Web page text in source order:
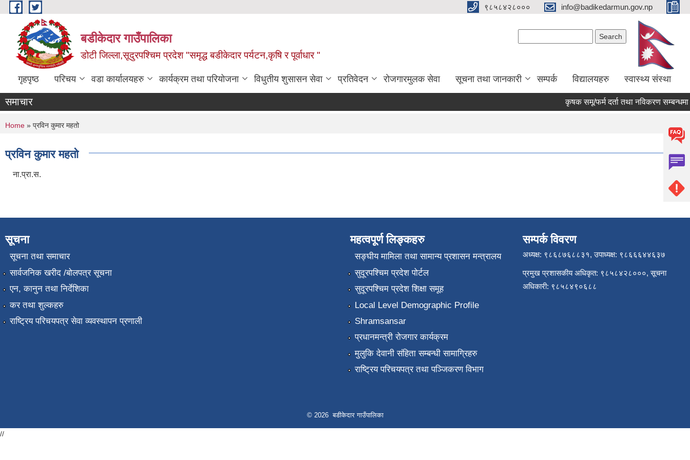
Skip to main content ९८५८४२८००० info@badikedarmun.gov.np
बडीकेदार गाउँपालिका
डोटी जिल्ला,सूदुरपश्चिम प्रदेश "समृद्ध बडीकेदार पर्यटन,कृषि र पूर्वाधार "
गृहपृष्ठ परिचय वडा कार्यालयहरु कार्यक्रम तथा परियोजना विधुतीय शुसासन सेवा प्रतिवेदन रोजगारमुलक सेवा सूचना तथा जानकारी सम्पर्क विद्यालयहरु स्वास्थ्य संस्था
समाचार कृषक समू/फर्म दर्ता तथा नविकरण सम्बन्धमा !
You are here
Home » प्रविन कुमार महतो
प्रविन कुमार महतो
ना.प्रा.स.
सूचना
सूचना तथा समाचार
सार्वजनिक खरीद /बोलपत्र सूचना
एन, कानुन तथा निर्देशिका
कर तथा शुल्कहरु
राष्ट्रिय परिचयपत्र सेवा व्यवस्थापन प्रणाली
महत्वपूर्ण लिङ्कहरु
सङ्‍घीय मामिला तथा सामान्य प्रशासन मन्त्रालय
सुदूरपश्चिम प्रदेश पोर्टल
सुदूरपश्चिम प्रदेश शिक्षा समूह
Local Level Demographic Profile
Shramsansar
प्रधानमन्त्री रोजगार कार्यक्रम
मुलुकि देवानी संहिता सम्बन्धी सामाग्रिहरु
राष्ट्रिय परिचयपत्र तथा पञ्जिकरण विभाग
सम्पर्क विवरण
अध्यक्ष: ९८६८७६८८३१, उपाध्यक्ष: ९८६६६४४६३७
प्रमुख प्रशासकीय अधिकृत: ९८५८४२८०००, सूचना
अधिकारी: ९८५८४९०६८८
© 2026 बडीकेदार गाउँपालिका
//